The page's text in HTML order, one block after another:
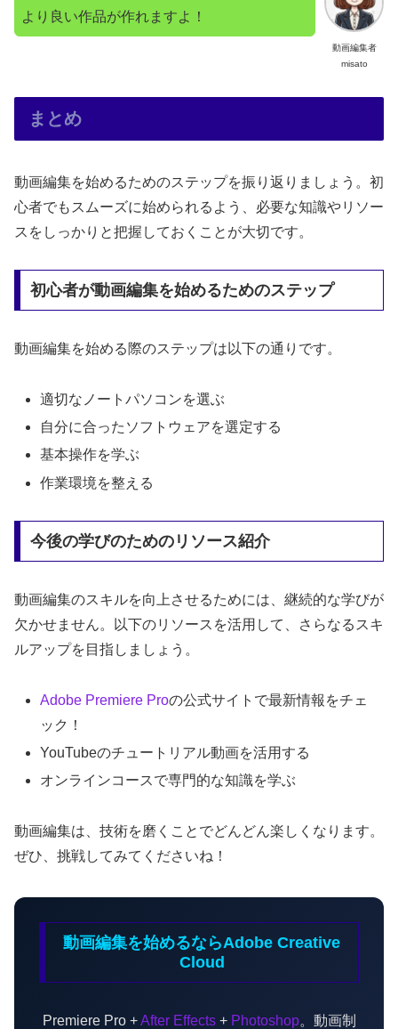
動画編集者
misato
より良い作品が作れますよ！
まとめ
動画編集を始めるためのステップを振り返りましょう。初
心者でもスムーズに始められるよう、必要な知識やリソー
スをしっかりと把握しておくことが大切です。
初心者が動画編集を始めるためのステップ
動画編集を始める際のステップは以下の通りです。
適切なノートパソコンを選ぶ
自分に合ったソフトウェアを選定する
基本操作を学ぶ
作業環境を整える
今後の学びのためのリソース紹介
動画編集のスキルを向上させるためには、継続的な学びが
欠かせません。以下のリソースを活用して、さらなるスキ
ルアップを目指しましょう。
Adobe Premiere Proの公式サイトで最新情報をチェ
ック！
YouTubeのチュートリアル動画を活用する
オンラインコースで専門的な知識を学ぶ
動画編集は、技術を磨くことでどんどん楽しくなります。
ぜひ、挑戦してみてくださいね！
動画編集を始めるならAdobe Creative
Cloud
Premiere Pro +After Effects+ Photoshop。動画制